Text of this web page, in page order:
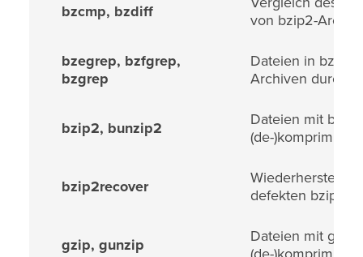
bzcmp, bzdiff
von bzip2-
bzegrep, bzfgrep,
bzgrep
Dateien in bzip2-
Archiven
bzip2, bunzip2
Dateien mit bzip2
(de-
bzip2recover
defekten bzip2-
gzip, gunzip
Dateien mit gzip